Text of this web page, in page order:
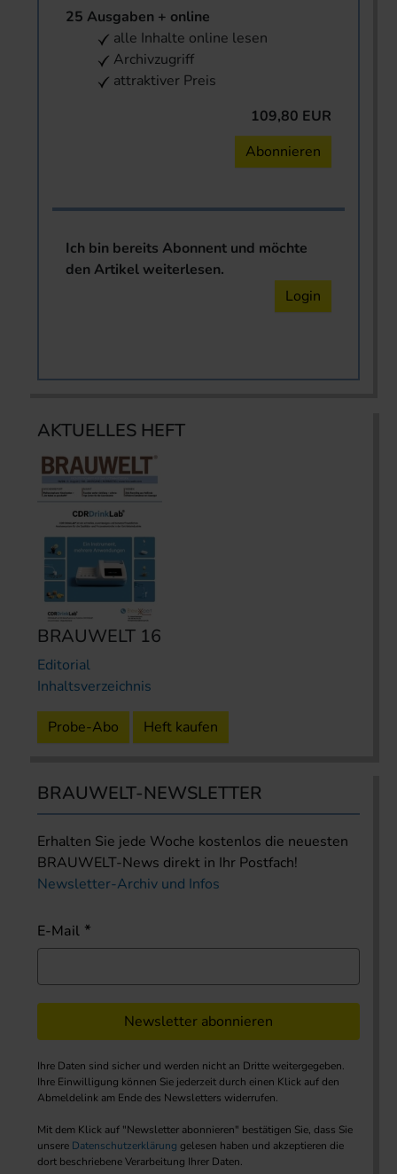
25 Ausgaben + online
alle Inhalte online lesen
Archivzugriff
attraktiver Preis
109,80 EUR
Abonnieren
Ich bin bereits Abonnent und möchte
den Artikel weiterlesen.
Login
AKTUELLES HEFT
BRAUWELT 16
Editorial
Inhaltsverzeichnis
Probe-Abo Heft kaufen
BRAUWELT-NEWSLETTER
Erhalten Sie jede Woche kostenlos die neuesten
BRAUWELT-News direkt in Ihr Postfach!
Newsletter-Archiv und Infos
E-Mail
Newsletter abonnieren
Ihre Daten sind sicher und werden nicht an Dritte weitergegeben.
Ihre Einwilligung können Sie jederzeit durch einen Klick auf den
Abmeldelink am Ende des Newsletters widerrufen.
Mit dem Klick auf "Newsletter abonnieren" bestätigen Sie, dass Sie
unsere Datenschutzerklärung gelesen haben und akzeptieren die
dort beschriebene Verarbeitung Ihrer Daten.